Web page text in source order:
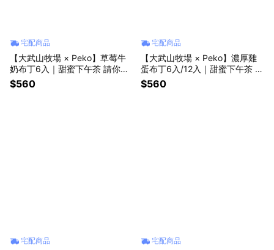
宅配商品
【大武山牧場 × Peko】草莓牛
奶布丁6入｜甜蜜下午茶 請你吃
甜甜
$560
宅配商品
【大武山牧場 × Peko】濃厚雞
蛋布丁6入/12入｜甜蜜下午茶 請
你吃甜甜
$560
宅配商品 宅配商品